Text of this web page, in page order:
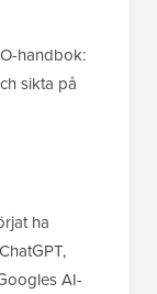
handbok:
sikta på
ha
AI-